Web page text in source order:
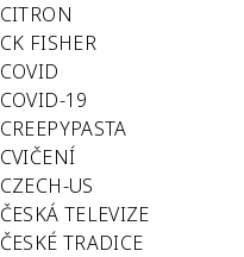
CITRON
CK FISHER
COVID
COVID-19
CREEPYPASTA
CVIČENÍ
CZECH-US
ČESKÁ TELEVIZE
ČESKÉ TRADICE